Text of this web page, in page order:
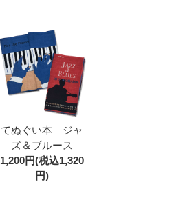
てぬぐい本 ジャ
ズ＆ブルース
1,200円(税込1,320
円)